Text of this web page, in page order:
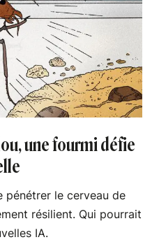
une fourmi défie
pénétrer le cerveau de
résilient. Qui pourrait
IA.